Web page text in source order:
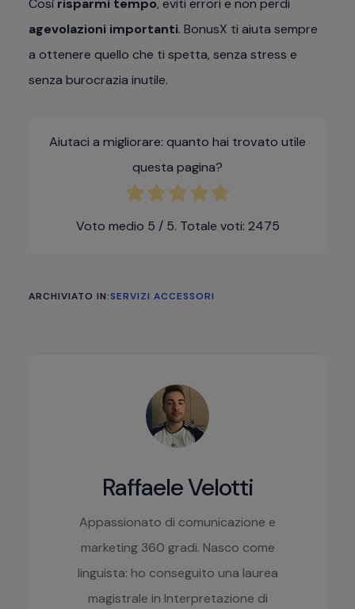
Così risparmi tempo, eviti errori e non perdi
agevolazioni importanti. BonusX ti aiuta sempre
a ottenere quello che ti spetta, senza stress e
senza burocrazia inutile.
Aiutaci a migliorare: quanto hai trovato utile
questa pagina?
Voto medio 5 / 5. Totale voti: 2475
ARCHIVIATO IN:SERVIZI ACCESSORI
Raffaele Velotti
Appassionato di comunicazione e
marketing 360 gradi. Nasco come
linguista: ho conseguito una laurea
magistrale in Interpretazione di